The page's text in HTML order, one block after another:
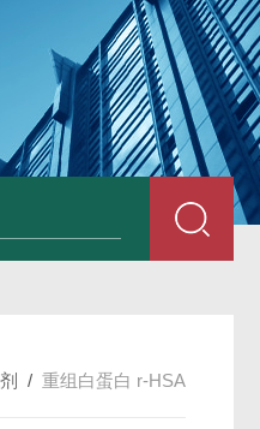
）质控样品 小鼠前列
/ 重组白蛋白 r-HSA